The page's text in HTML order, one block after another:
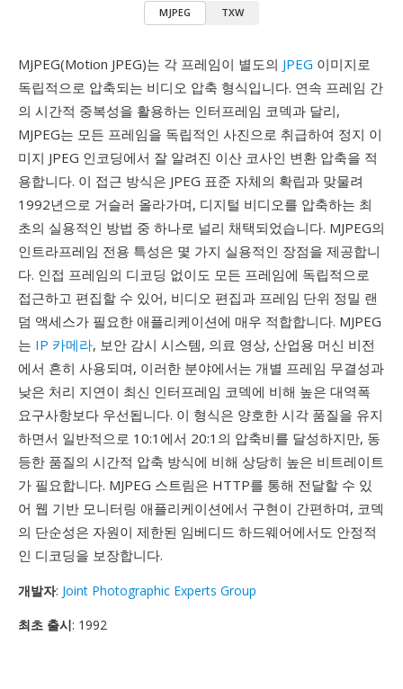
MJPEG TXW
MJPEG(Motion JPEG)는 각 프레임이 별도의 JPEG 이미지로
독립적으로 압축되는 비디오 압축 형식입니다. 연속 프레임 간
의 시간적 중복성을 활용하는 인터프레임 코덱과 달리,
MJPEG는 모든 프레임을 독립적인 사진으로 취급하여 정지 이
미지 JPEG 인코딩에서 잘 알려진 이산 코사인 변환 압축을 적
용합니다. 이 접근 방식은 JPEG 표준 자체의 확립과 맞물려
1992년으로 거슬러 올라가며, 디지털 비디오를 압축하는 최
초의 실용적인 방법 중 하나로 널리 채택되었습니다. MJPEG의
인트라프레임 전용 특성은 몇 가지 실용적인 장점을 제공합니
다. 인접 프레임의 디코딩 없이도 모든 프레임에 독립적으로
접근하고 편집할 수 있어, 비디오 편집과 프레임 단위 정밀 랜
덤 액세스가 필요한 애플리케이션에 매우 적합합니다. MJPEG
는 IP 카메라, 보안 감시 시스템, 의료 영상, 산업용 머신 비전
에서 흔히 사용되며, 이러한 분야에서는 개별 프레임 무결성과
낮은 처리 지연이 최신 인터프레임 코덱에 비해 높은 대역폭
요구사항보다 우선됩니다. 이 형식은 양호한 시각 품질을 유지
하면서 일반적으로 10:1에서 20:1의 압축비를 달성하지만, 동
등한 품질의 시간적 압축 방식에 비해 상당히 높은 비트레이트
가 필요합니다. MJPEG 스트림은 HTTP를 통해 전달할 수 있
어 웹 기반 모니터링 애플리케이션에서 구현이 간편하며, 코덱
의 단순성은 자원이 제한된 임베디드 하드웨어에서도 안정적
인 디코딩을 보장합니다.
개발자: Joint Photographic Experts Group
최초 출시: 1992